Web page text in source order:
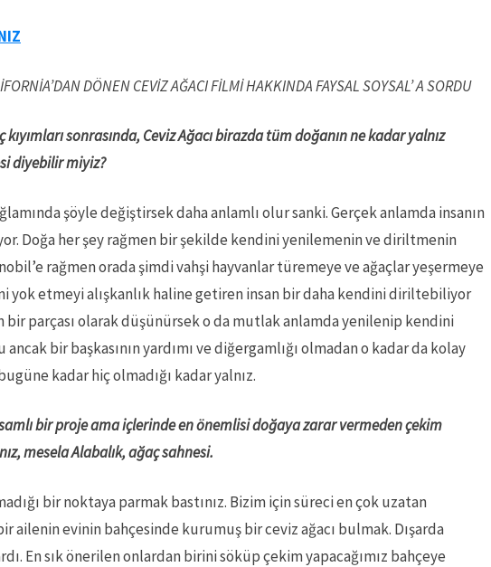
DÖNEN CEVİZ AĞACI FİLMİ HAKKINDA FAYSAL SOYSAL’ A SORDU
sonrasında, Ceviz Ağacı birazda tüm doğanın ne kadar yalnız
diyebilir miyiz?
şöyle değiştirsek daha anlamlı olur sanki. Gerçek anlamda insanın
Doğa her şey rağmen bir şekilde kendini yenilemenin ve diriltmenin
rağmen orada şimdi vahşi hayvanlar türemeye ve ağaçlar yeşermeye
yok etmeyi alışkanlık haline getiren insan bir daha kendini diriltebiliyor
bir parçası olarak düşünürsek o da mutlak anlamda yenilenip kendini
bir başkasının yardımı ve diğergamlığı olmadan o kadar da kolay
kadar hiç olmadığı kadar yalnız.
bir proje ama içlerinde en önemlisi doğaya zarar vermeden çekim
mesela Alabalık, ağaç sahnesi.
bir noktaya parmak bastınız. Bizim için süreci en çok uzatan
ailenin evinin bahçesinde kurumuş bir ceviz ağacı bulmak. Dışarda
En sık önerilen onlardan birini söküp çekim yapacağımız bahçeye